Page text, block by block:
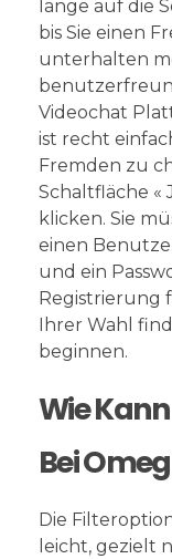
lange auf die
bis Sie einen
unterhalten
Videochat
ist recht
Fremden zu
Schaltfläche «
klicken. Sie
einen
und ein
Registrierung
Ihrer Wahl
beginnen.
Wie
Bei
Die
leicht, gezielt